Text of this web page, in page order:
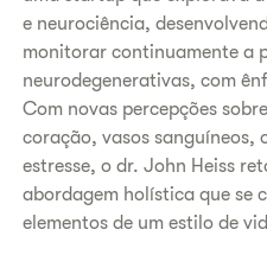
e neurociência,
monitorar continuamente a
neurodegenerativas, com
Com novas percepções
coração, vasos sanguíneos,
estresse, o dr. John Heiss
abordagem holística que se
elementos de um estilo de